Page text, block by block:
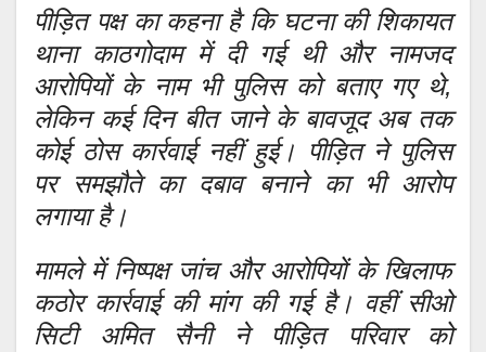
पीड़ित पक्ष का कहना है कि घटना की शिकायत
थाना काठगोदाम में दी गई थी और नामजद
आरोपियों के नाम भी पुलिस को बताए गए थे,
लेकिन कई दिन बीत जाने के बावजूद अब तक
कोई ठोस कार्रवाई नहीं हुई। पीड़ित ने पुलिस
पर समझौते का दबाव बनाने का भी आरोप
लगाया है।
मामले में निष्पक्ष जांच और आरोपियों के खिलाफ
कठोर कार्रवाई की मांग की गई है। वहीं सीओ
सिटी अमित सैनी ने पीड़ित परिवार को